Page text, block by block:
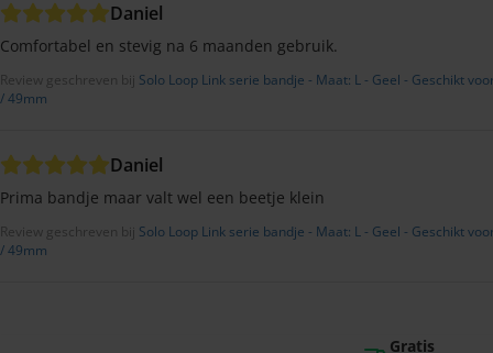
Daniel
Comfortabel en stevig na 6 maanden gebruik.
Review geschreven bij Solo Loop Link serie bandje - Maat: L - Geel - Geschikt
/ 49mm
Daniel
Prima bandje maar valt wel een beetje klein
Review geschreven bij Solo Loop Link serie bandje - Maat: L - Geel - Geschikt
/ 49mm
Gratis